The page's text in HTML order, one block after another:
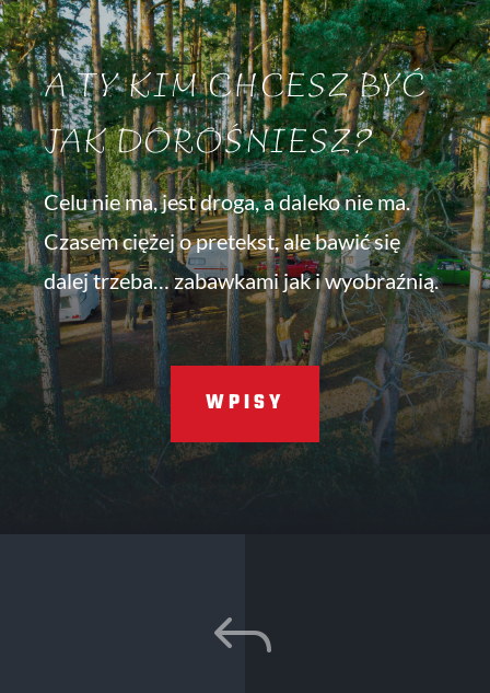
A TY KIM CHCESZ BYĆ
JAK DOROŚNIESZ?
Celu nie ma, jest droga, a daleko nie ma.
Czasem ciężej o pretekst, ale bawić się
dalej trzeba… zabawkami jak i wyobraźnią.
WPISY
J